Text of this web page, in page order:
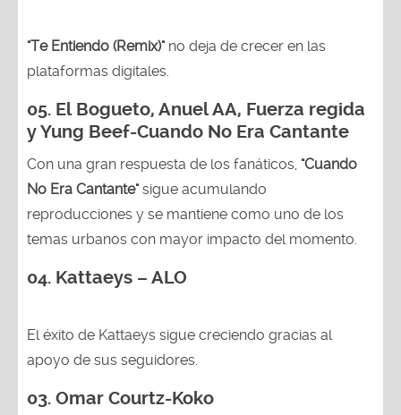
"Te Entiendo (Remix)"no deja de crecer en las
plataformas digitales.
05. El Bogueto, Anuel AA, Fuerza regida
y Yung Beef-Cuando No Era Cantante
Con una gran respuesta de los fanáticos, "Cuando
No Era Cantante"sigue acumulando
reproducciones y se mantiene como uno de los
temas urbanos con mayor impacto del momento.
04. Kattaeys – ALO
El éxito de Kattaeys sigue creciendo gracias al
apoyo de sus seguidores.
03. Omar Courtz-Koko